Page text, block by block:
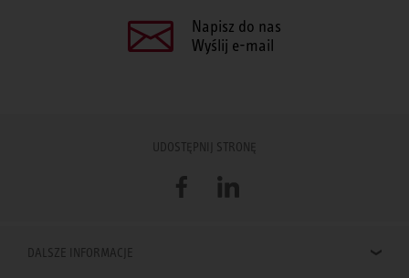
Napisz do nas
Wyślij e-mail
UDOSTĘPNIJ STRONĘ
FacebookLinkedIn
DALSZE INFORMACJE